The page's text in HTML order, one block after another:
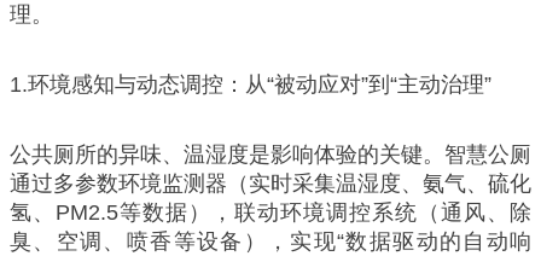
理。
1.环境感知与动态调控：从“被动应对”到“主动治理”
公共厕所的异味、温湿度是影响体验的关键。智慧公厕
通过多参数环境监测器（实时采集温湿度、氨气、硫化
氢、PM2.5等数据），联动环境调控系统（通风、除
臭、空调、喷香等设备），实现“数据驱动的自动响